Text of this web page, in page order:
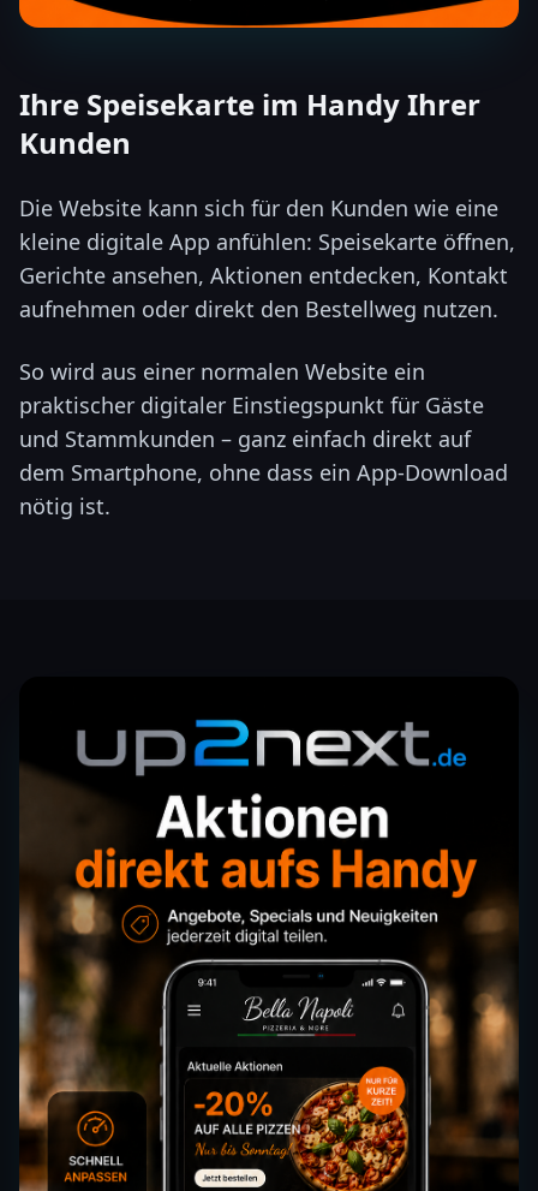
Ihre Speisekarte im Handy Ihrer
Kunden
Die Website kann sich für den Kunden wie eine
kleine digitale App anfühlen: Speisekarte öffnen,
Gerichte ansehen, Aktionen entdecken, Kontakt
aufnehmen oder direkt den Bestellweg nutzen.
So wird aus einer normalen Website ein
praktischer digitaler Einstiegspunkt für Gäste
und Stammkunden – ganz einfach direkt auf
dem Smartphone, ohne dass ein App-Download
nötig ist.